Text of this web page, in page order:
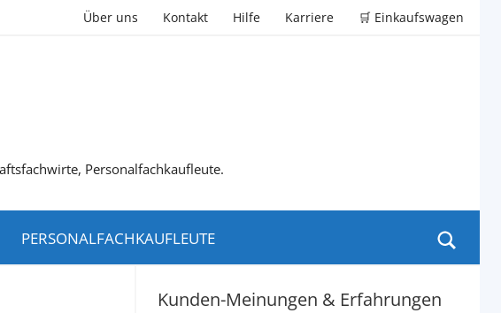
Über uns Kontakt Hilfe Karriere 🛒 Einkaufswagen
Personalfachkaufleute.
PERSONALFACHKAUFLEUTE
Kunden-Meinungen & Erfahrungen